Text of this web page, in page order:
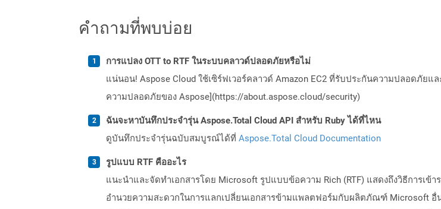
คำถามที่พบบ่อย
การแปลง OTT to RTF ในระบบคลาวด์ปลอดภัยหรือไม่
แน่นอน! Aspose Cloud ใช้เซิร์ฟเวอร์คลาวด์ Amazon EC2 ที่รับประกันความปลอดภัย
ความปลอดภัยของ Aspose](https://about.aspose.cloud/security)
ฉันจะหาบันทึกประจำรุ่น Aspose.Total Cloud API สำหรับ Ruby ได้ที่ไหน
ดูบันทึกประจำรุ่นฉบับสมบูรณ์ได้ที่ Aspose.Total Cloud Documentation
รูปแบบ RTF คืออะไร
แนะนำและจัดทำเอกสารโดย Microsoft รูปแบบข้อความ Rich (RTF) แสดงถึงวิธีการ
อำนวยความสะดวกในการแลกเปลี่ยนเอกสารข้ามแพลตฟอร์มกับผลิตภัณฑ์ Microsoft อื่